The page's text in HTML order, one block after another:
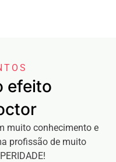
efeito
muito conhecimento e
profissão de muito